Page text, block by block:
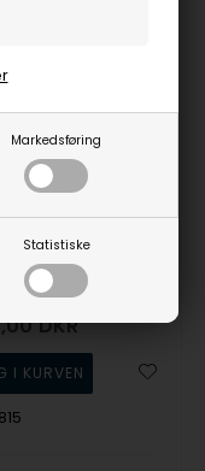
Markedsføring
Statistiske
DKR